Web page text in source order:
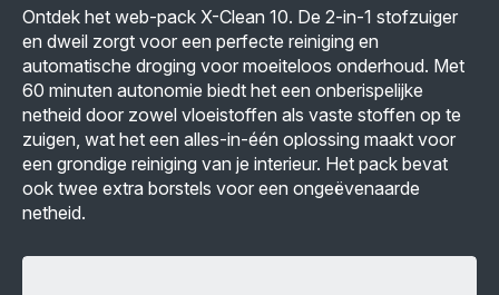
Stofzuiger
-
60
min
autonomie
-
Automatische
reiniging
van
borstel
-
€ 449,00
Ontdek het web-pack X-Clean 10. De 2-in-1 stofzuiger
en dweil zorgt voor een perfecte reiniging en
automatische droging voor moeiteloos onderhoud. Met
60 minuten autonomie biedt het een onberispelijke
netheid door zowel vloeistoffen als vaste stoffen op te
zuigen, wat het een alles-in-één oplossing maakt voor
een grondige reiniging van je interieur. Het pack bevat
ook twee extra borstels voor een ongeëvenaarde
netheid.